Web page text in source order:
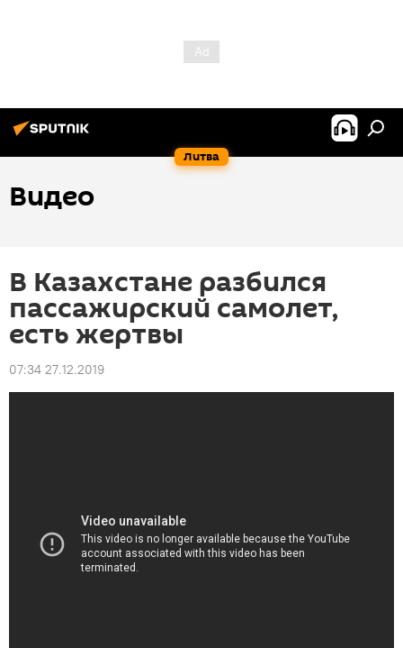
Литва
Видео
В Казахстане разбился
пассажирский самолет,
есть жертвы
07:34 27.12.2019